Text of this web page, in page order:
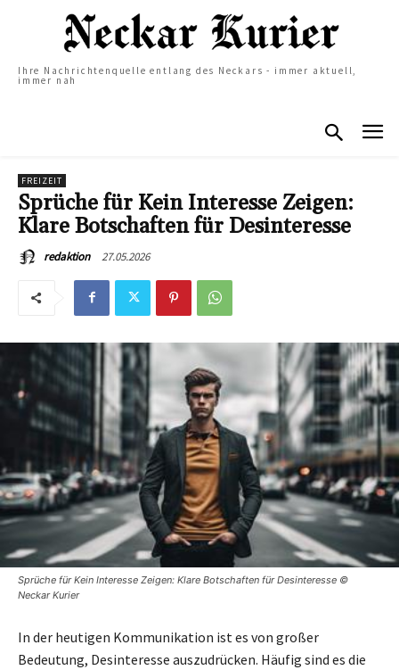
Ihre Nachrichtenquelle entlang des Neckars - immer aktuell,
immer nah
FREIZEIT
Sprüche für Kein Interesse Zeigen:
Klare Botschaften für Desinteresse
redaktion 27.05.2026
Sprüche für Kein Interesse Zeigen: Klare Botschaften für Desinteresse ©
Neckar Kurier
In der heutigen Kommunikation ist es von großer
Bedeutung, Desinteresse auszudrücken. Häufig sind es die